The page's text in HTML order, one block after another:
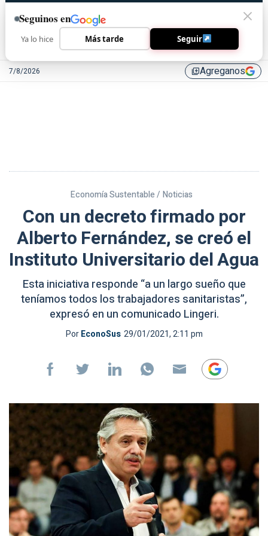
7/8/2026 library_addAgreganos
Economía Sustentable / Noticias
Con un decreto firmado por
Alberto Fernández, se creó el
Instituto Universitario del Agua
Esta iniciativa responde “a un largo sueño que
teníamos todos los trabajadores sanitaristas”,
expresó en un comunicado Lingeri.
PorEconoSus 29/01/2021, 2:11 pm
Seguinos en
Ya lo hice Más tarde Seguir